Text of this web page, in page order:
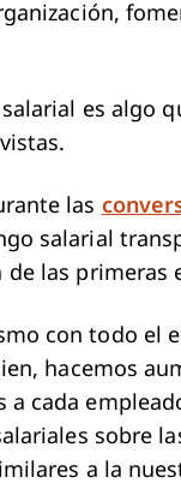
es algo
las
salarial
de las
con todo el
hacemos
a cada
sobre
a la